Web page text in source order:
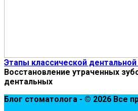
Этапы классической
Восстановление утраченных
дентальных
Блог стоматолога - © 2026 Все